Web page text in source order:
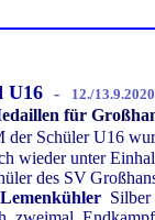
U16 - 12./
für
Schüler U16
wieder unter
des SV